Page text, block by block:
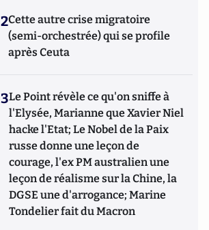
2Cette autre crise migratoire
(semi-orchestrée) qui se profile
après Ceuta
3Le Point révèle ce qu'on sniffe à
l'Elysée, Marianne que Xavier Niel
hacke l'Etat; Le Nobel de la Paix
russe donne une leçon de
courage, l'ex PM australien une
leçon de réalisme sur la Chine, la
DGSE une d'arrogance; Marine
Tondelier fait du Macron